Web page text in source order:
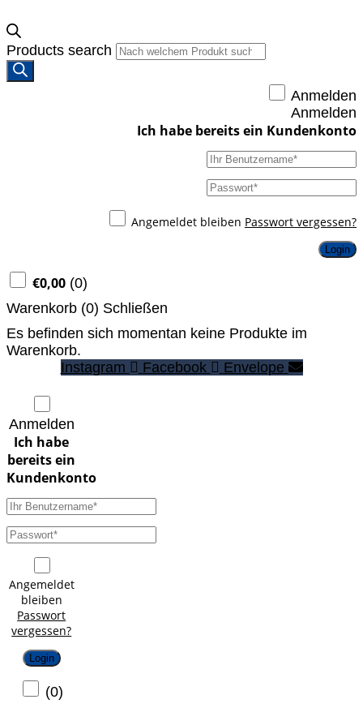
Products search
Anmelden
Anmelden
Angemeldet bleiben Passwort vergessen?
Login
€0,00 (0)
Warenkorb (0) Schließen
Es befinden sich momentan keine Produkte im
Warenkorb.
Instagram
Facebook Envelope
Anmelden
Angemeldet
bleiben
Passwort
vergessen?
Login
(0)